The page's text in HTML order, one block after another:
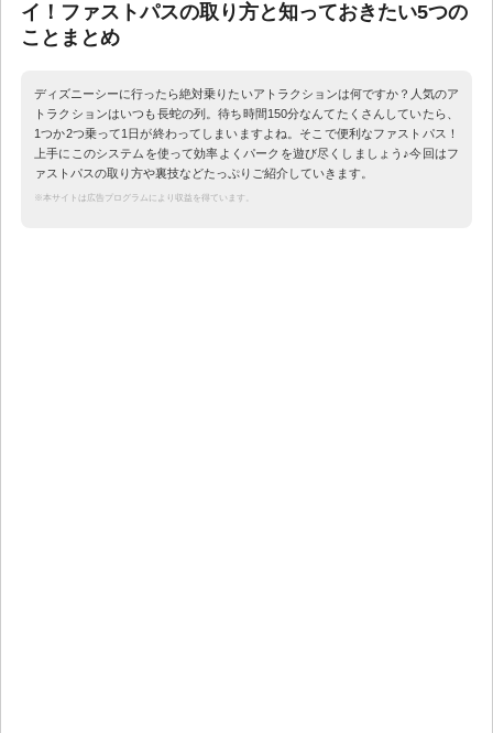
イ！ファストパスの取り方と知っておきたい5つの
ことまとめ
ディズニーシーに行ったら絶対乗りたいアトラクションは何ですか？人気のア
トラクションはいつも長蛇の列。待ち時間150分なんてたくさんしていたら、
1つか2つ乗って1日が終わってしまいますよね。そこで便利なファストパス！
上手にこのシステムを使って効率よくパークを遊び尽くしましょう♪今回はフ
ァストパスの取り方や裏技などたっぷりご紹介していきます。
※本サイトは広告プログラムにより収益を得ています。